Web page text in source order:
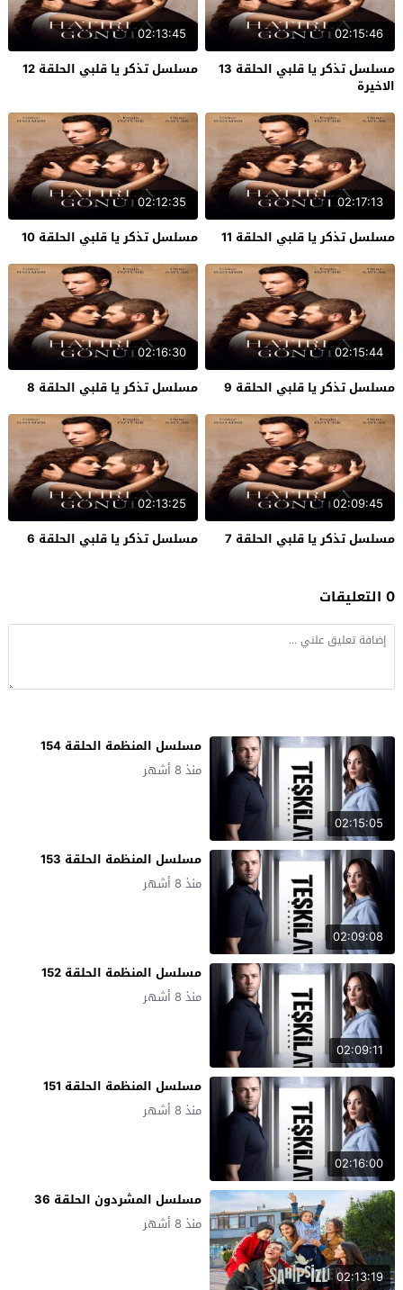
02:15:46
مسلسل تذكر يا قلبي الحلقة 13
الاخيرة
02:13:45
مسلسل تذكر يا قلبي الحلقة 12
02:17:13
مسلسل تذكر يا قلبي الحلقة 11
02:12:35
مسلسل تذكر يا قلبي الحلقة 10
02:15:44
مسلسل تذكر يا قلبي الحلقة 9
02:16:30
مسلسل تذكر يا قلبي الحلقة 8
02:09:45
مسلسل تذكر يا قلبي الحلقة 7
02:13:25
مسلسل تذكر يا قلبي الحلقة 6
0 التعليقات
02:15:05
مسلسل المنظمة الحلقة 154
منذ 8 أشهر
02:09:08
مسلسل المنظمة الحلقة 153
منذ 8 أشهر
02:09:11
مسلسل المنظمة الحلقة 152
منذ 8 أشهر
02:16:00
مسلسل المنظمة الحلقة 151
منذ 8 أشهر
02:13:19
مسلسل المشردون الحلقة 36
منذ 8 أشهر